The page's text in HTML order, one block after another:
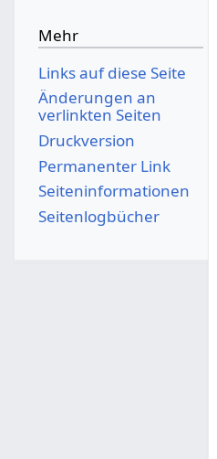
Mehr
Links auf diese Seite
Änderungen an
verlinkten Seiten
Druckversion
Permanenter Link
Seiten­­informationen
Seitenlogbücher